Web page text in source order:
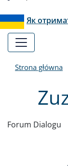
Як
Strona główna
Forum Dialogu